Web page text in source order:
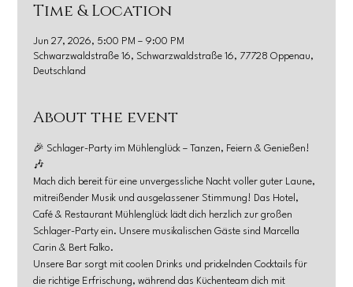
Time & Location
Jun 27, 2026, 5:00 PM – 9:00 PM
Schwarzwaldstraße 16, Schwarzwaldstraße 16, 77728 Oppenau,
Deutschland
About the event
🎉 Schlager-Party im Mühlenglück – Tanzen, Feiern & Genießen!
🎶
Mach dich bereit für eine unvergessliche Nacht voller guter Laune,
mitreißender Musik und ausgelassener Stimmung! Das Hotel,
Café & Restaurant Mühlenglück lädt dich herzlich zur großen
Schlager-Party ein. Unsere musikalischen Gäste sind Marcella
Carin & Bert Falko.
Unsere Bar sorgt mit coolen Drinks und prickelnden Cocktails für
die richtige Erfrischung, während das Küchenteam dich mit